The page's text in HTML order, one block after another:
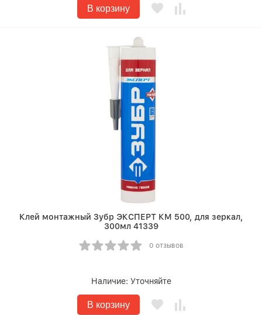
В корзину
Клей монтажный Зубр ЭКСПЕРТ КМ 500, для зеркал,
300мл 41339
0 отзывов
Наличие: Уточняйте
В корзину